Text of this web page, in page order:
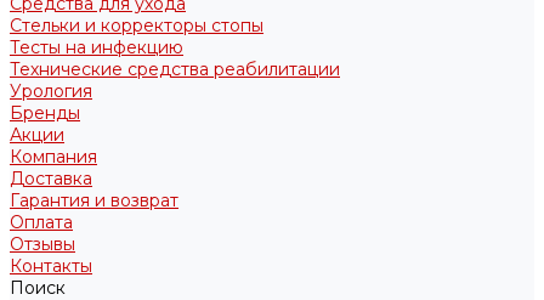
Стельки и корректоры стопы
Тесты на инфекцию
Технические средства реабилитации
Урология
Бренды
Акции
Компания
Доставка
Гарантия и возврат
Оплата
Отзывы
Контакты
Поиск